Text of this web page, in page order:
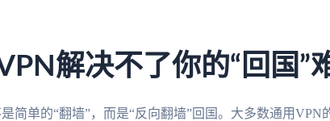
解决不了你的“回国”
简单的“翻墙”，而是“反向翻墙”回国。大多数通用VPN